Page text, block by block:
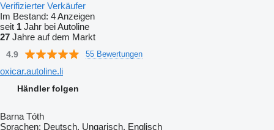
Verifizierter Verkäufer
Im Bestand: 4 Anzeigen
seit 1 Jahr bei Autoline
27 Jahre auf dem Markt
4.9 55 Bewertungen
oxicar.autoline.li
Händler folgen
Barna Tóth
Sprachen: Deutsch, Ungarisch, Englisch